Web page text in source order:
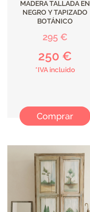
MADERA TALLADA EN
NEGRO Y TAPIZADO
BOTÁNICO
295 €
250 €
*IVA incluido
Comprar